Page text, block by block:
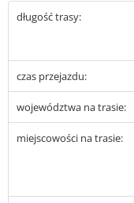
długość trasy:
czas przejazdu:
województwa na trasie:
miejscowości na trasie: